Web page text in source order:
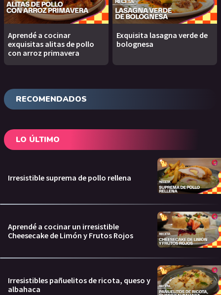
Aprendé a cocinar
exquisitas alitas de pollo
con arroz primavera
Exquisita lasagna verde de
bolognesa
RECOMENDADOS
LO ÚLTIMO
Irresistible suprema de pollo rellena
Aprendé a cocinar un irresistible
Cheesecake de Limón y Frutos Rojos
Irresistibles pañuelitos de ricota, queso y
albahaca